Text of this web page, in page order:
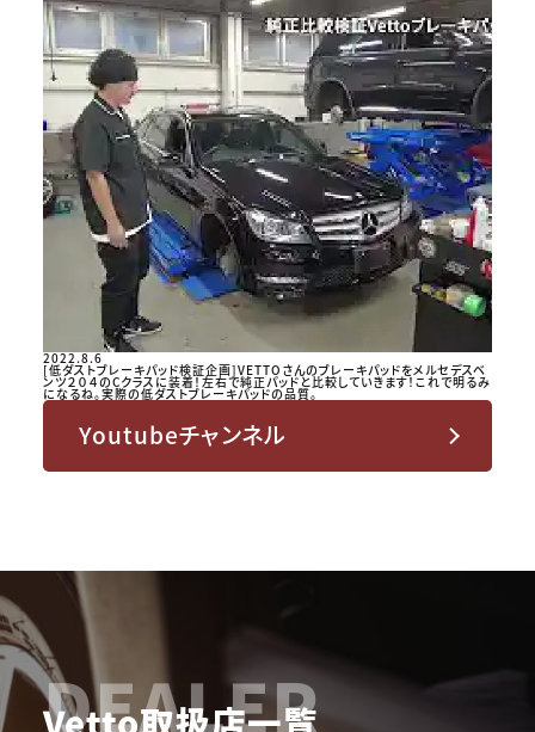
2022.8.6
[低ダストブレーキパッド検証企画]VETTOさんのブレーキパッドをメルセデスベ
ンツ２０４のCクラスに装着！左右で純正パッドと比較していきます！これで明るみ
になるね。実際の低ダストブレーキパッドの品質。
Youtubeチャンネル
DEALER
Vetto取扱店一覧